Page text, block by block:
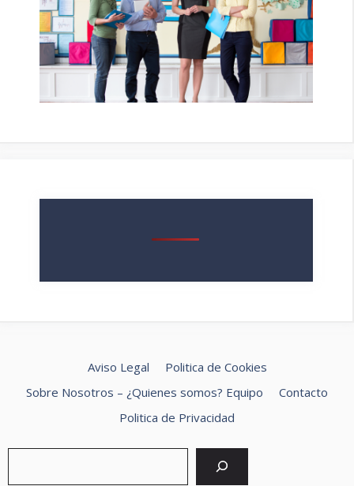
Aviso Legal
Politica de Cookies
Sobre Nosotros – ¿Quienes somos? Equipo
Contacto
Politica de Privacidad